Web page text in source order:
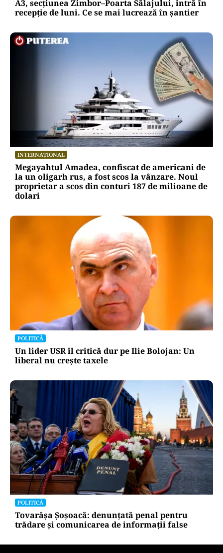
ACTUALITATE
A3, secțiunea Zimbor–Poarta Sălajului, intră în
recepție de luni. Ce se mai lucrează în șantier
Megayahtul Amadea, confiscat de americani de
la un oligarh rus, a fost scos la vânzare. Noul
proprietar a scos din conturi 187 de milioane de
dolari
POLITICĂ
Un lider USR îl critică dur pe Ilie Bolojan: Un
liberal nu crește taxele